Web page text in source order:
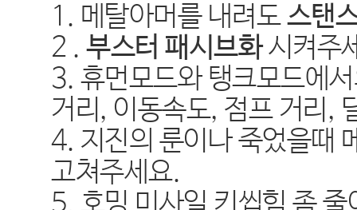
1. 메탈아머를 내려도스탠
2 .부스터 패시브화시켜주
3. 휴먼모드와 탱크모드에
거리, 이동속도, 점프 거리,
4. 지진의 룬이나 죽었을때
고쳐주세요.
5. 호밍 미사일 키씹힘 좀 줄